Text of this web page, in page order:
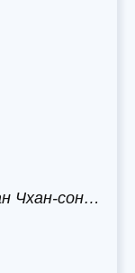
Чхан-сон…